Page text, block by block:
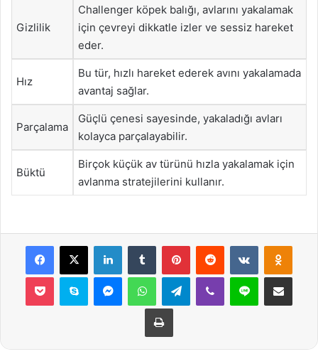
Gizlilik
Challenger köpek balığı, avlarını yakalamak
için çevreyi dikkatle izler ve sessiz hareket
eder.
Hız
Bu tür, hızlı hareket ederek avını yakalamada
avantaj sağlar.
Parçalama
Güçlü çenesi sayesinde, yakaladığı avları
kolayca parçalayabilir.
Büktü
Birçok küçük av türünü hızla yakalamak için
avlanma stratejilerini kullanır.
Facebook
X LinkedInTumblr PinterestReddit VKontakte
Pocket Skype MessengerWhatsAppTelegramViber Line E-Posta ile
Yazdır